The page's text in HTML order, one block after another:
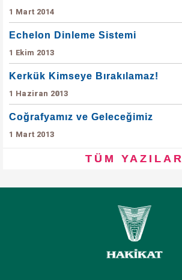
1 Mart 2014
Echelon Dinleme Sistemi
1 Ekim 2013
Kerkük Kimseye Bırakılamaz!
1 Haziran 2013
Coğrafyamız ve Geleceğimiz
1 Mart 2013
TÜM YAZILAR